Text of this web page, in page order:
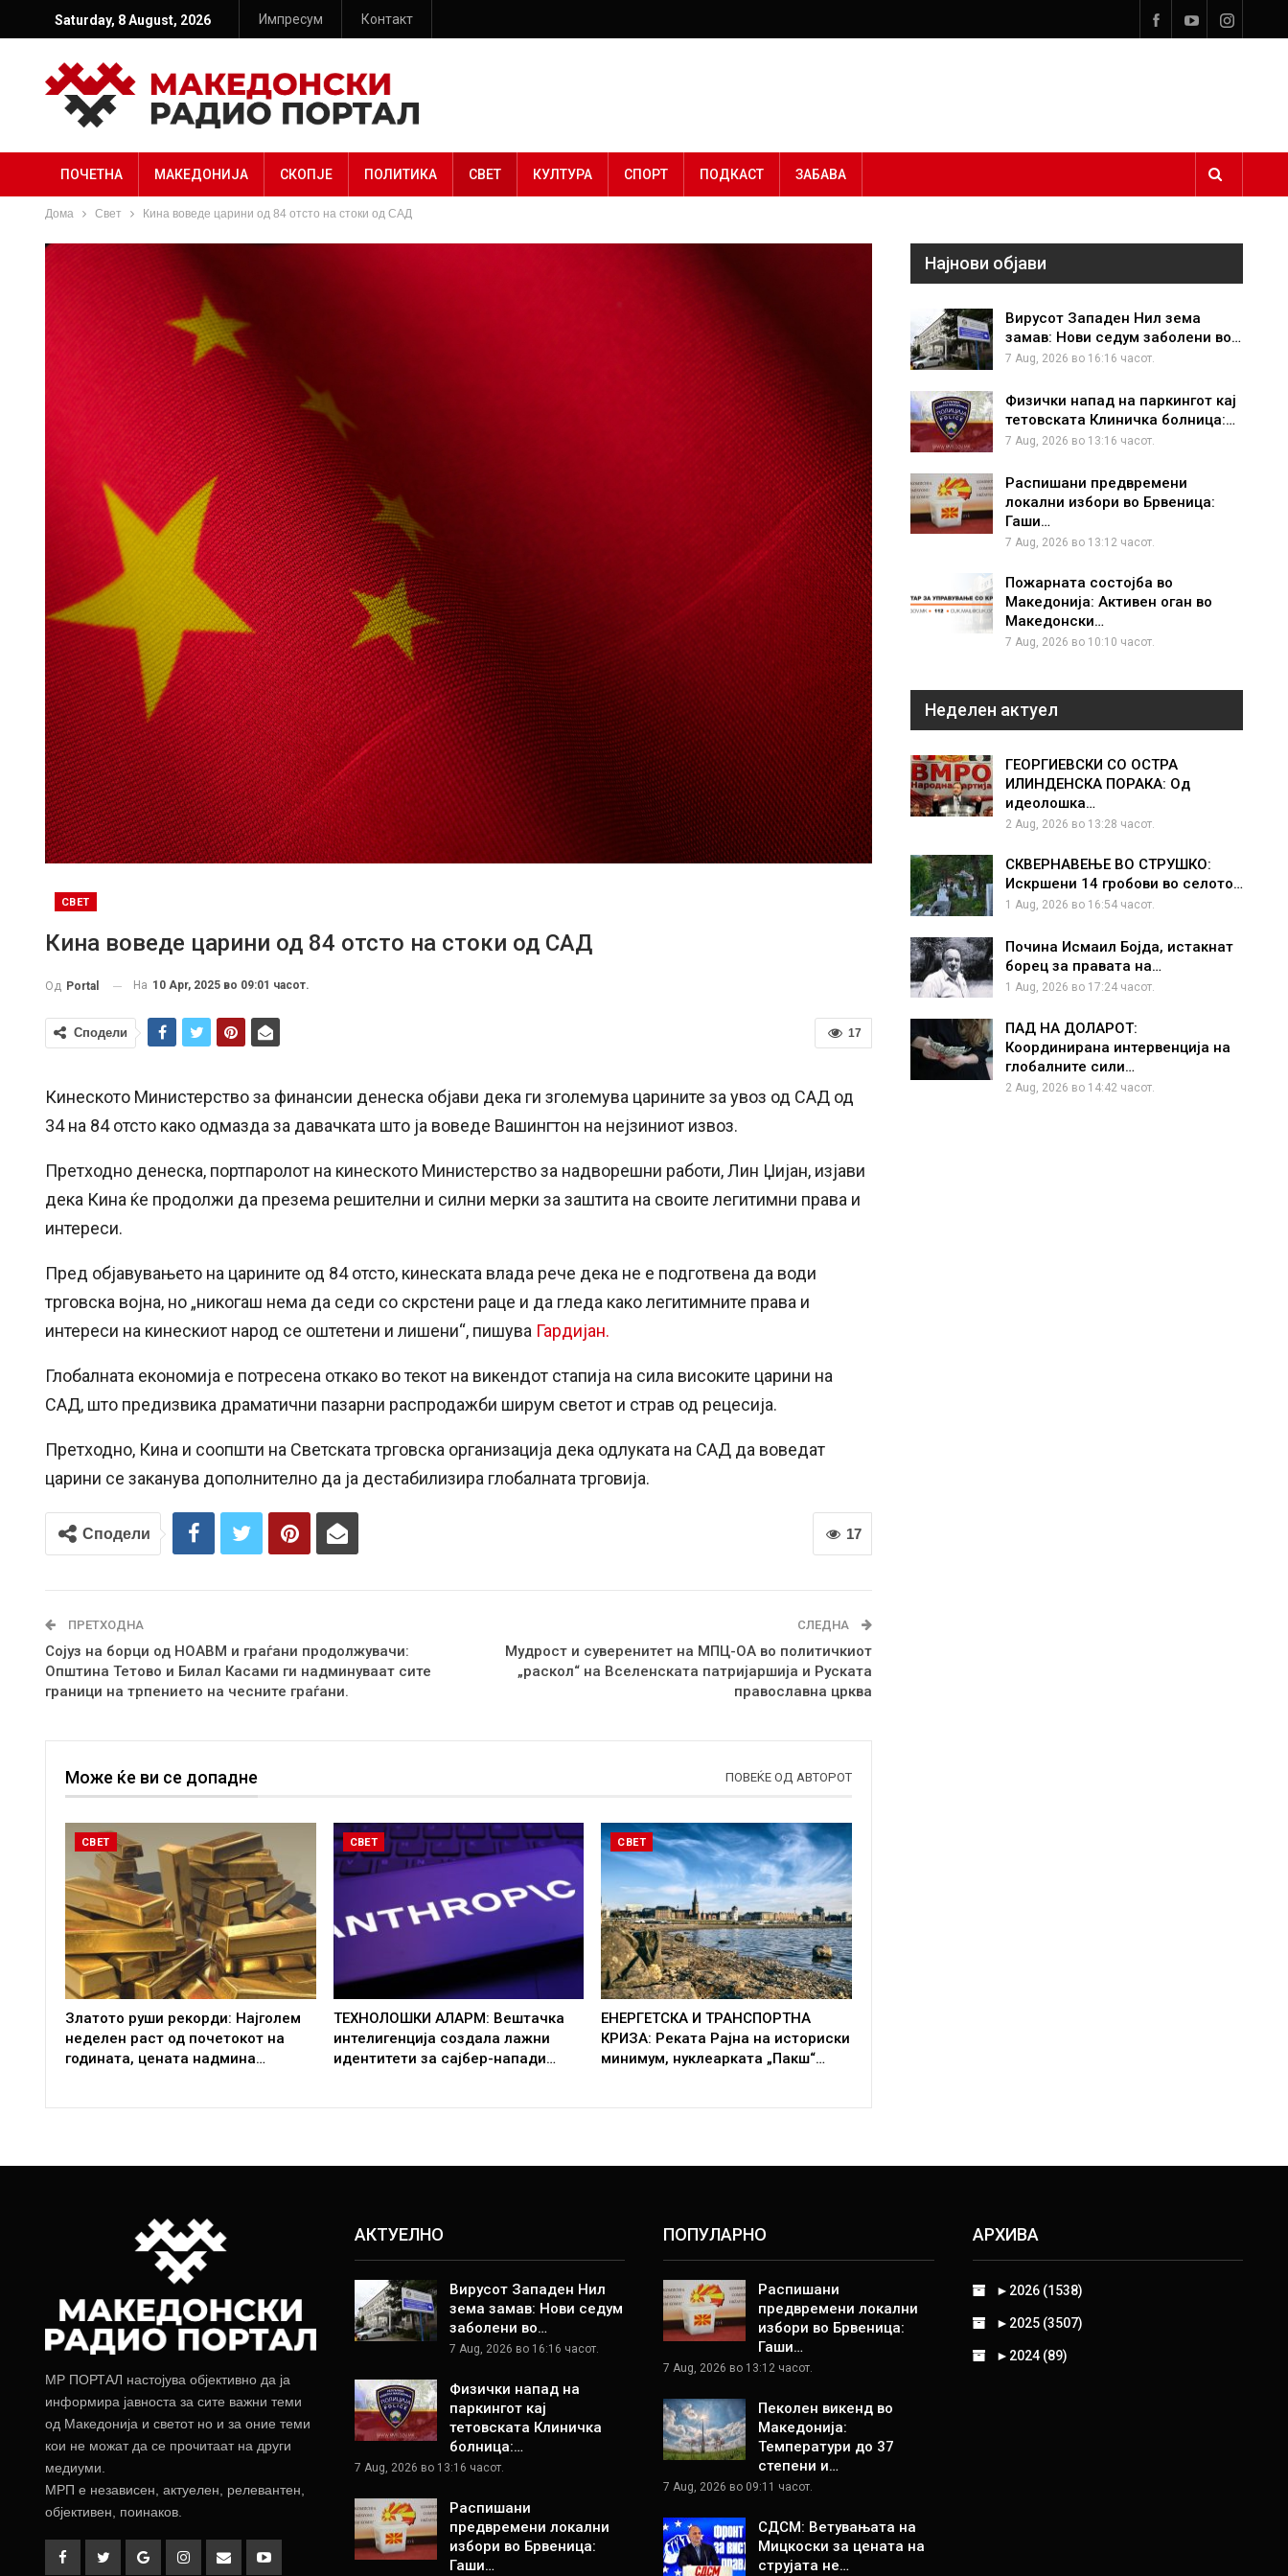
Saturday, 8 August, 2026 Импресум Контакт
ПОЧЕТНА МАКЕДОНИЈА СКОПЈЕ ПОЛИТИКА СВЕТ КУЛТУРА СПОРТ ПОДКАСТ ЗАБАВА
Дома Свет Кина воведе царини од 84 отсто на стоки од САД
СВЕТ
Кина воведе царини од 84 отсто на стоки од САД
Од Portal На 10 Apr, 2025 во 09:01 часот.
17
Сподели
Кинеското Министерство за финансии денеска објави дека ги зголемува царините за увоз од САД од
34 на 84 отсто како одмазда за давачката што ја воведе Вашингтон на нејзиниот извоз.
Претходно денеска, портпаролот на кинеското Министерство за надворешни работи, Лин Џијан, изјави
дека Кина ќе продолжи да презема решителни и силни мерки за заштита на своите легитимни права и
интереси.
Пред објавувањето на царините од 84 отсто, кинеската влада рече дека не е подготвена да води
трговска војна, но „никогаш нема да седи со скрстени раце и да гледа како легитимните права и
интереси на кинескиот народ се оштетени и лишени“, пишува Гардијан.
Глобалната економија е потресена откако во текот на викендот стапија на сила високите царини на
САД, што предизвика драматични пазарни распродажби ширум светот и страв од рецесија.
Претходно, Кина и соопшти на Светската трговска организација дека одлуката на САД да воведат
царини се заканува дополнително да ја дестабилизира глобалната трговија.
17
Сподели
ПРЕТХОДНА
Сојуз на борци од НОАВМ и граѓани продолжувачи:
Општина Тетово и Билал Касами ги надминуваат сите
граници на трпението на чесните граѓани.
СЛЕДНА
Мудрост и суверенитет на МПЦ-ОА во политичкиот
„раскол“ на Вселенската патријаршија и Руската
православна црква
Може ќе ви се допадне ПОВЕЌЕ ОД АВТОРОТ
СВЕТ
Златото руши рекорди: Најголем
неделен раст од почетокот на
годината, цената надмина…
СВЕТ
ТЕХНОЛОШКИ АЛАРМ: Вештачка
интелигенција создала лажни
идентитети за сајбер-напади…
СВЕТ
ЕНЕРГЕТСКА И ТРАНСПОРТНА
КРИЗА: Реката Рајна на историски
минимум, нуклеарката „Пакш“…
Најнови објави
Вирусот Западен Нил зема
замав: Нови седум заболени во…
7 Aug, 2026 во 16:16 часот.
Физички напад на паркингот кај
тетовската Клиничка болница:…
7 Aug, 2026 во 13:16 часот.
Распишани предвремени
локални избори во Брвеница:
Гаши…
7 Aug, 2026 во 13:12 часот.
Пожарната состојба во
Македонија: Активен оган во
Македонски…
7 Aug, 2026 во 10:10 часот.
Неделен актуел
ГЕОРГИЕВСКИ СО ОСТРА
ИЛИНДЕНСКА ПОРАКА: Од
идеолошка…
2 Aug, 2026 во 13:28 часот.
СКВЕРНАВЕЊЕ ВО СТРУШКО:
Искршени 14 гробови во селото…
1 Aug, 2026 во 16:54 часот.
Почина Исмаил Бојда, истакнат
борец за правата на…
1 Aug, 2026 во 17:24 часот.
ПАД НА ДОЛАРОТ:
Координирана интервенција на
глобалните сили…
2 Aug, 2026 во 14:42 часот.
МР ПОРТАЛ настојува објективно да ја
информира јавноста за сите важни теми
од Македонија и светот но и за оние теми
кои не можат да се прочитаат на други
медиуми.
МРП е независен, актуелен, релевантен,
објективен, поинаков.
АКТУЕЛНО
Вирусот Западен Нил
зема замав: Нови седум
заболени во…
7 Aug, 2026 во 16:16 часот.
Физички напад на
паркингот кај
тетовската Клиничка
болница:…
7 Aug, 2026 во 13:16 часот.
Распишани
предвремени локални
избори во Брвеница:
Гаши…
ПОПУЛАРНО
Распишани
предвремени локални
избори во Брвеница:
Гаши…
7 Aug, 2026 во 13:12 часот.
Пеколен викенд во
Македонија:
Температури до 37
степени и…
7 Aug, 2026 во 09:11 часот.
СДСМ: Ветувањата на
Мицкоски за цената на
струјата не…
АРХИВА
► 2026 (1538)
► 2025 (3507)
► 2024 (89)